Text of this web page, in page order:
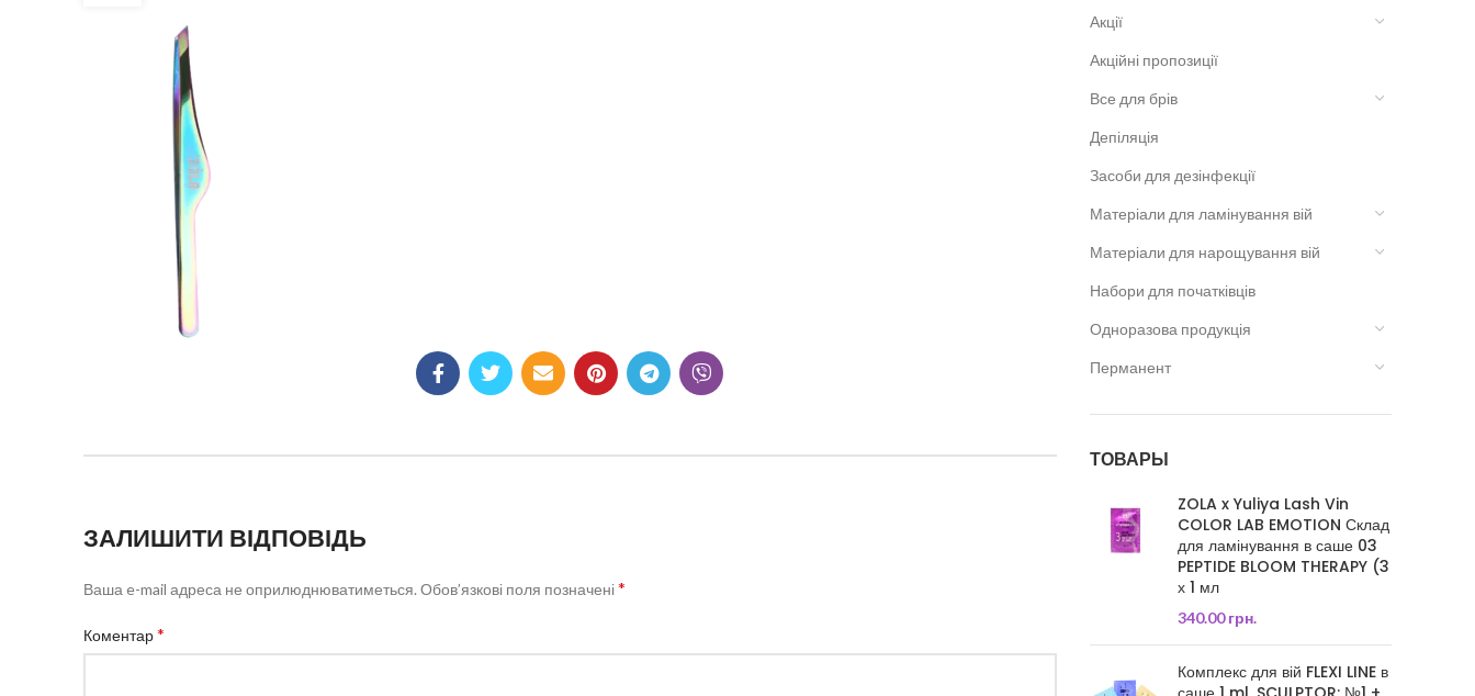
ЗАЛИШИТИ ВІДПОВІДЬ
Ваша e-mail адреса не оприлюднюватиметься. Обов’язкові поля позначені*
Коментар*
Акції
Акційні пропозиції
Все для брів
Депіляція
Засоби для дезінфекції
Матеріали для ламінування вій
Матеріали для нарощування вій
Набори для початківців
Одноразова продукція
Перманент
ТОВАРЫ
ZOLA x Yuliya Lash Vin
COLOR LAB EMOTION Склад
для ламінування в саше 03
PEPTIDE BLOOM THERAPY (3
х 1 мл
340.00грн.
Комплекс для вій FLEXI LINE в